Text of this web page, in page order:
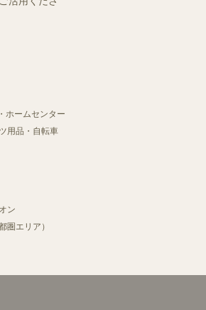
ホームセンター
用品・自転車
ン
圏エリア）